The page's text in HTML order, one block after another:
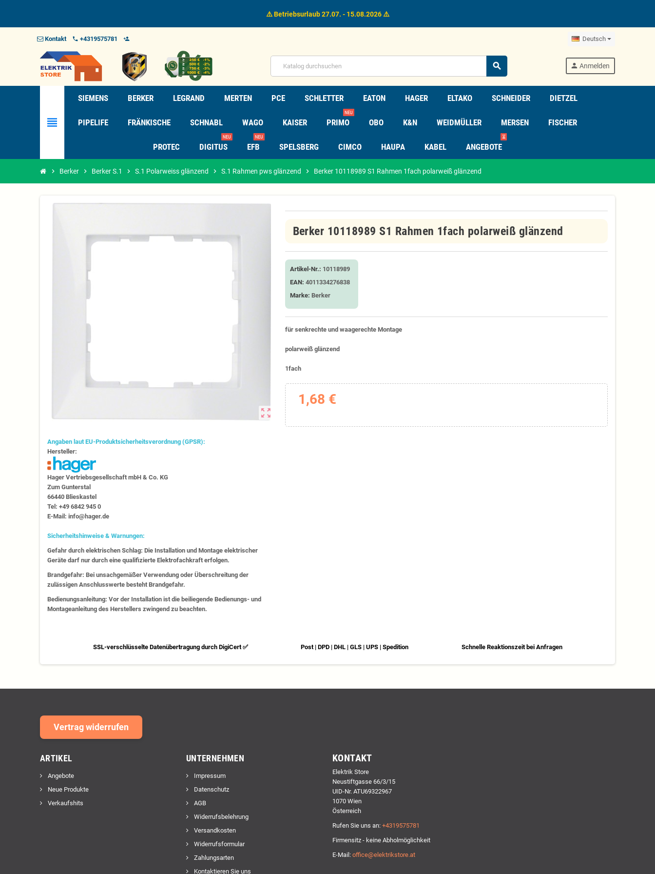
⚠️ Betriebsurlaub 27.07. - 15.08.2026 ⚠️
Kontakt phone +4319575781 person_add_alt_1 Deutsch
search person Anmelden
view_headline
SIEMENS BERKER LEGRAND MERTEN PCE SCHLETTER EATON HAGER ELTAKO SCHNEIDER DIETZEL
PIPELIFE FRÄNKISCHE SCHNABL WAGO KAISER PRIMO
NEU
OBO K&N WEIDMÜLLER MERSEN FISCHER
PROTEC DIGITUS
NEU
EFB
NEU
SPELSBERG CIMCO HAUPA KABEL ANGEBOTE
⏳
chevron_right Berker chevron_right Berker S.1 chevron_right S.1 Polarweiss glänzend chevron_right S.1 Rahmen pws glänzend chevron_right Berker 10118989 S1 Rahmen 1fach polarweiß glänzend
zoom_out_map
Angaben laut EU-Produktsicherheitsverordnung (GPSR):
Hersteller:
Hager Vertriebs­ge­sell­schaft mbH & Co. KG
Zum Gunter­stal
66440 Blies­kastel
Tel: +49 6842 945 0
E-Mail: info@hager.de
Sicherheitshinweise & Warnungen:
Gefahr durch elektrischen Schlag: Die Installation und Montage elektrischer
Geräte darf nur durch eine qualifizierte Elektrofachkraft erfolgen.
Brandgefahr: Bei unsachgemäßer Verwendung oder Überschreitung der
zulässigen Anschlusswerte besteht Brandgefahr.
Bedienungsanleitung: Vor der Installation ist die beiliegende Bedienungs- und
Montageanleitung des Herstellers zwingend zu beachten.
Berker 10118989 S1 Rahmen 1fach polarweiß glänzend
Artikel-Nr.: 10118989
EAN: 4011334276838
Marke: Berker
für senkrechte und waagerechte Montage
polarweiß glänzend
1fach
1,68 €
SSL-verschlüsselte Datenübertragung durch DigiCert ✅ Post | DPD | DHL | GLS | UPS | Spedition Schnelle Reaktionszeit bei Anfragen
Vertrag widerrufen
ARTIKEL
Angebote
Neue Produkte
Verkaufshits
UNTERNEHMEN
Impressum
Datenschutz
AGB
Widerrufsbelehrung
Versandkosten
Widerrufsformular
Zahlungsarten
Kontaktieren Sie uns
KONTAKT
Elektrik Store
Neustiftgasse 66/3/15
UID-Nr. ATU69322967
1070 Wien
Österreich
Rufen Sie uns an: +4319575781
Firmensitz - keine Abholmöglichkeit
E-Mail: office@elektrikstore.at